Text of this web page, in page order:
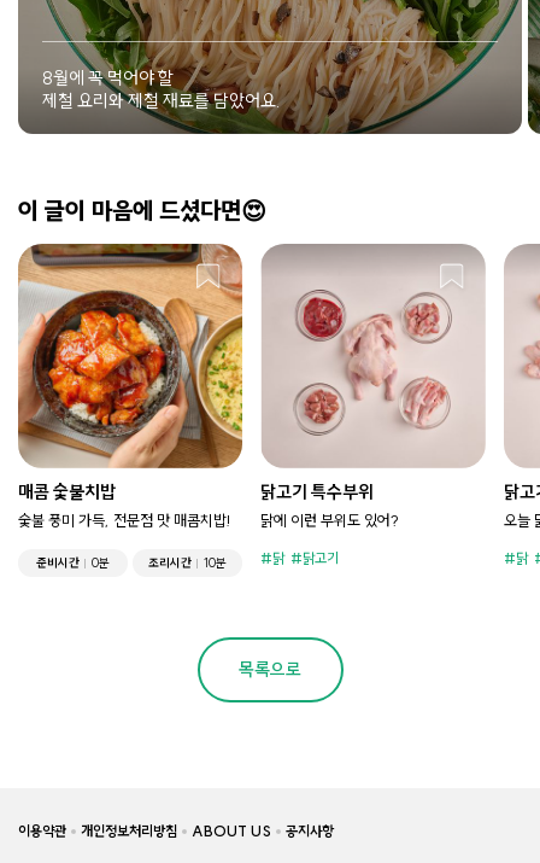
8월에 꼭 먹어야 할
제철 요리와 제철 재료를 담았어요.
이 글이 마음에 드셨다면😍
매콤 숯불치밥
숯불 풍미 가득, 전문점 맛 매콤치밥!
준비시간 0분 조리시간 10분
닭고기 특수부위
닭에 이런 부위도 있어?
닭 닭고기
닭고
오늘
닭
목록으로
이용약관 개인정보처리방침 ABOUT US 공지사항